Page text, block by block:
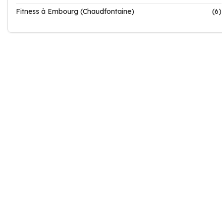
Fitness à Embourg (Chaudfontaine)
(6)